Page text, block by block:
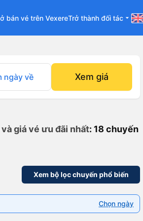
bán vé trên VexereTrở thành đối tác arrow_drop_down
ngày về Xem giá
giá vé ưu đãi nhất: 18 chuyến
Xem bộ lọc chuyến phổ biến
Chọn ngày